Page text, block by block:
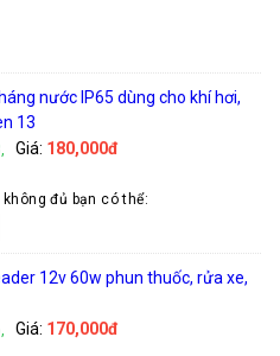
nước IP65 dùng cho khí hơi,
13
Giá: 180,000đ
đủ bạn có thể:
12v 60w phun thuốc, rửa xe,
Giá: 170,000đ